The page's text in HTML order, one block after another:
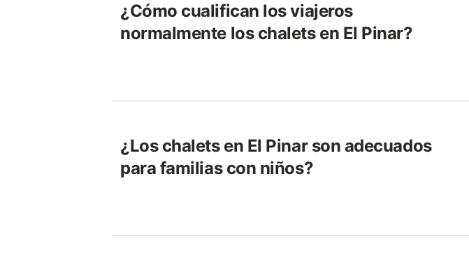
¿Cómo cualifican los viajeros
normalmente los chalets en El Pinar?
¿Los chalets en El Pinar son adecuados
para familias con niños?